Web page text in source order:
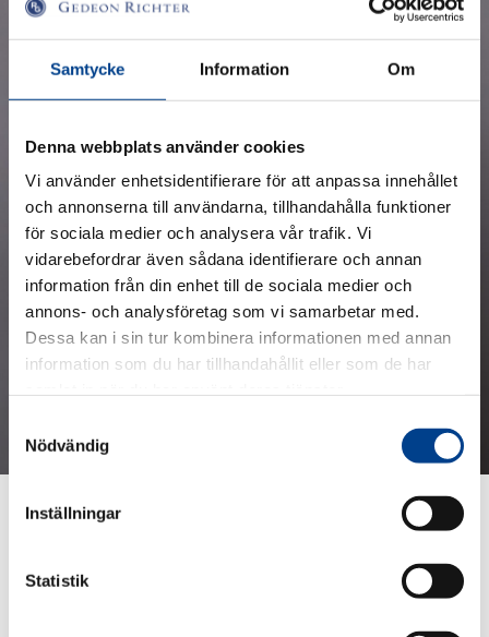
Samtycke Information Om
Denna webbplats använder cookies
Vi använder enhetsidentifierare för att anpassa innehållet
och annonserna till användarna, tillhandahålla funktioner
för sociala medier och analysera vår trafik. Vi
vidarebefordrar även sådana identifierare och annan
information från din enhet till de sociala medier och
annons- och analysföretag som vi samarbetar med.
Dessa kan i sin tur kombinera informationen med annan
information som du har tillhandahållit eller som de har
Nödvändig
Inställningar
Statistik
Idean toteuttamisen ei tarvitse olla
vaikeaa
Mia Lindeberg, Medical Advisor
Tapaa Mia